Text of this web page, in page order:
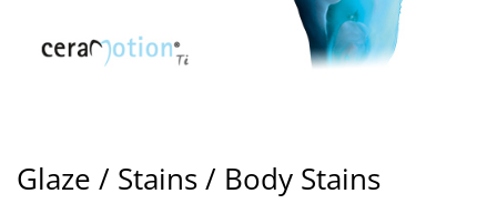
Glaze / Stains / Body Stains